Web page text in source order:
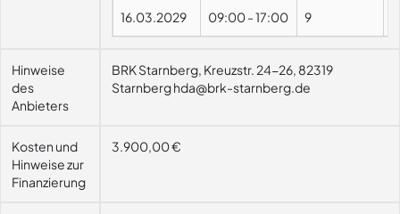
16.03.2029 09:00-17:00 9
Hinweise
des
Anbieters
BRK Starnberg, Kreuzstr. 24-26, 82319
Starnberg hda@brk-starnberg.de
Kosten und
Hinweise zur
Finanzierung
3.900,00 €